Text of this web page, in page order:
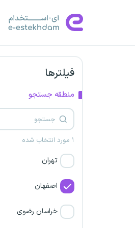
فیلترها
منطقه جستجو
۱ مورد انتخاب شده
تهران
اصفهان
خراسان رضوی